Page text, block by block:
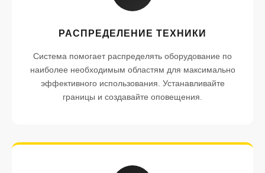
РАСПРЕДЕЛЕНИЕ ТЕХНИКИ
Система помогает распределять оборудование по
наиболее необходимым областям для максимально
эффективного использования. Устанавливайте
границы и создавайте оповещения.